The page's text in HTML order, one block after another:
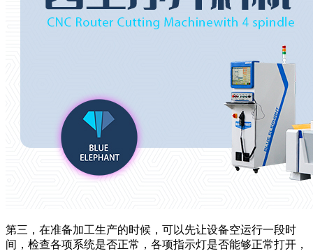
第三，在准备加工生产的时候，可以先让设备空运行一段时
间，检查各项系统是否正常，各项指示灯是否能够正常打开，